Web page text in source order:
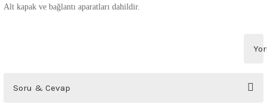
Alt kapak ve bağlantı aparatları dahildir.
Soru & Cevap